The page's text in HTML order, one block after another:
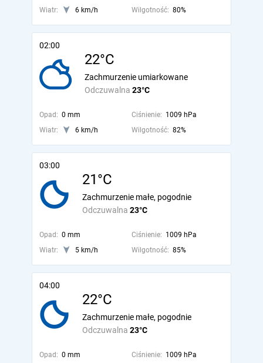
Wiatr:
6 km/h Wilgotność: 80%
02:00
22°C
Odczuwalna 23°C
Zachmurzenie umiarkowane
Opad: 0 mm Ciśnienie: 1009 hPa
Wiatr:
6 km/h Wilgotność: 82%
03:00
21°C
Odczuwalna 23°C
Zachmurzenie małe, pogodnie
Opad: 0 mm Ciśnienie: 1009 hPa
Wiatr:
5 km/h Wilgotność: 85%
04:00
22°C
Odczuwalna 23°C
Zachmurzenie małe, pogodnie
Opad: 0 mm Ciśnienie: 1009 hPa